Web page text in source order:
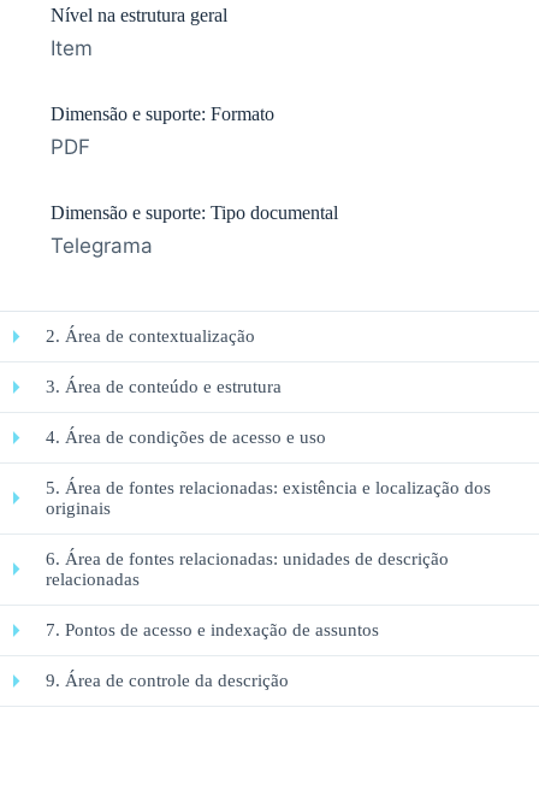
Nível na estrutura geral
Item
Dimensão e suporte: Formato
PDF
Dimensão e suporte: Tipo documental
Telegrama
2. Área de contextualização
3. Área de conteúdo e estrutura
4. Área de condições de acesso e uso
5. Área de fontes relacionadas: existência e localização dos
originais
6. Área de fontes relacionadas: unidades de descrição
relacionadas
7. Pontos de acesso e indexação de assuntos
9. Área de controle da descrição